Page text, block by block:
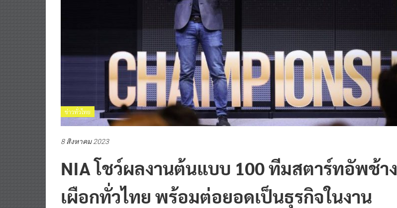
ข่าวทั่วไทย
8 สิงหาคม 2023
NIA โชว์ผลงานต้นแบบ 100 ทีมสตาร์ทอัพช้าง
เผือกทั่วไทย พร้อมต่อยอดเป็นธุรกิจในงาน